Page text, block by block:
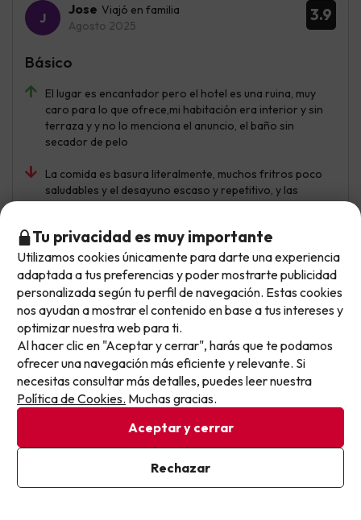
3.9
Jose Viajó en familia
Agosto 2025
El lugar es encantador pero el hotel es una ruina, muy
caro para lo que ofrece,mi habitación era interior y sin
terraza y y no lo menciona el anuncio, el baño sin
secador de pelo
La comida es basura literalmente, muchos fritros poco
saludables y el desayuno escaso y repetitivo, y las
Básico
No llegas tarde: llegas al siguiente.
Este chollo ya ha caducado, pero cada día lanzamos
nuevas oportunidades para viajar mejor y pagar
menos.
Apúntate y que el próximo no se te escape.
Pon tu mejor e-mail
Ya estoy suscrito
Al suscribirte, confirmas haber leído y estar de acuerdo con la
Tu privacidad es muy importante
Utilizamos cookies únicamente para darte una experiencia
adaptada a tus preferencias y poder mostrarte publicidad
personalizada según tu perfil de navegación. Estas cookies
nos ayudan a mostrar el contenido en base a tus intereses y
optimizar nuestra web para ti.
Al hacer clic en "Aceptar y cerrar", harás que te podamos
ofrecer una navegación más eficiente y relevante. Si
necesitas consultar más detalles, puedes leer nuestra
Política de Cookies. Muchas gracias.
Aceptar y cerrar
Rechazar